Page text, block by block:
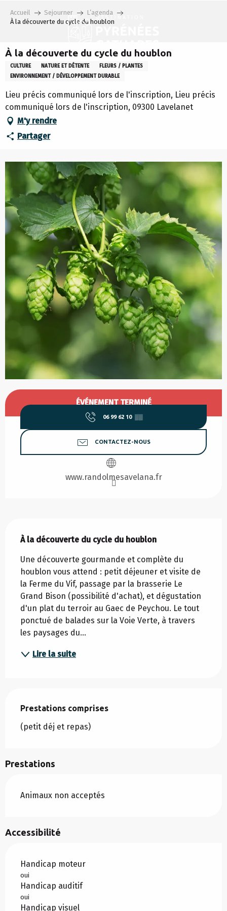
Accueil Sejourner
L’agenda
À la découverte du cycle du houblon
À la découverte du cycle du houblon
CULTURE NATURE ET DÉTENTE
FLEURS / PLANTES
ENVIRONNEMENT / DÉVELOPPEMENT DURABLE
Lieu précis communiqué lors de l'inscription, Lieu précis
communiqué lors de l'inscription, 09300 Lavelanet
M'y rendre
Partager
Ouverture et coordonnées
ÉVÉNEMENT TERMINÉ
06 99 62 10 ▒▒
CONTACTEZ-NOUS
www.randolmesavelana.fr
À la découverte du cycle du houblon
Une découverte gourmande et complète du
houblon vous attend : petit déjeuner et visite de
la Ferme du Vif, passage par la brasserie Le
Grand Bison (possibilité d'achat), et dégustation
d'un plat du terroir au Gaec de Peychou. Le tout
ponctué de balades sur la Voie Verte, à travers
les paysages du...
Lire la suite
Prestations comprises
Prestations comprises
(petit déj et repas)
Prestations
Animaux non acceptés
Accessibilité
Handicap moteur
oui
Handicap auditif
oui
Handicap visuel